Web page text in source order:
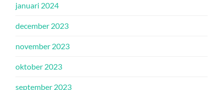
januari 2024
december 2023
november 2023
oktober 2023
september 2023